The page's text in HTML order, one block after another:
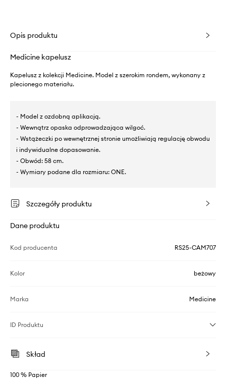
Opis produktu
Medicine kapelusz
Kapelusz z kolekcji Medicine. Model z szerokim rondem, wykonany z
plecionego materiału.
- Model z ozdobną aplikacją.
- Wewnątrz opaska odprowadzająca wilgoć.
- Wstążeczki po wewnętrznej stronie umożliwiają regulację obwodu
i indywidualne dopasowanie.
- Obwód: 58 cm.
- Wymiary podane dla rozmiaru: ONE.
Szczegóły produktu
Dane produktu
Kod producenta RS25-CAM707
Kolor beżowy
Marka Medicine
ID Produktu
Skład
100 % Papier